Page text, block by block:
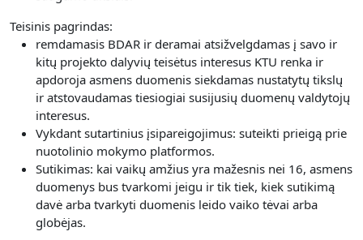
Teisinis pagrindas:
remdamasis BDAR ir deramai atsižvelgdamas į savo ir
kitų projekto dalyvių teisėtus interesus KTU renka ir
apdoroja asmens duomenis siekdamas nustatytų tikslų
ir atstovaudamas tiesiogiai susijusių duomenų valdytojų
interesus.
Vykdant sutartinius įsipareigojimus: suteikti prieigą prie
nuotolinio mokymo platformos.
Sutikimas: kai vaikų amžius yra mažesnis nei 16, asmens
duomenys bus tvarkomi jeigu ir tik tiek, kiek sutikimą
davė arba tvarkyti duomenis leido vaiko tėvai arba
globėjas.